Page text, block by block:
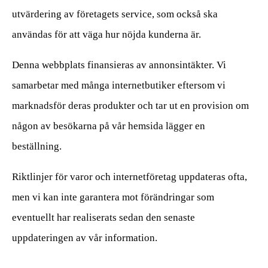
utvärdering av företagets service, som också ska
användas för att väga hur nöjda kunderna är.
Denna webbplats finansieras av annonsintäkter. Vi
samarbetar med många internetbutiker eftersom vi
marknadsför deras produkter och tar ut en provision om
någon av besökarna på vår hemsida lägger en
beställning.
Riktlinjer för varor och internetföretag uppdateras ofta,
men vi kan inte garantera mot förändringar som
eventuellt har realiserats sedan den senaste
uppdateringen av vår information.